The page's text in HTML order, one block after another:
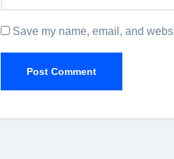
Save my name, email, and